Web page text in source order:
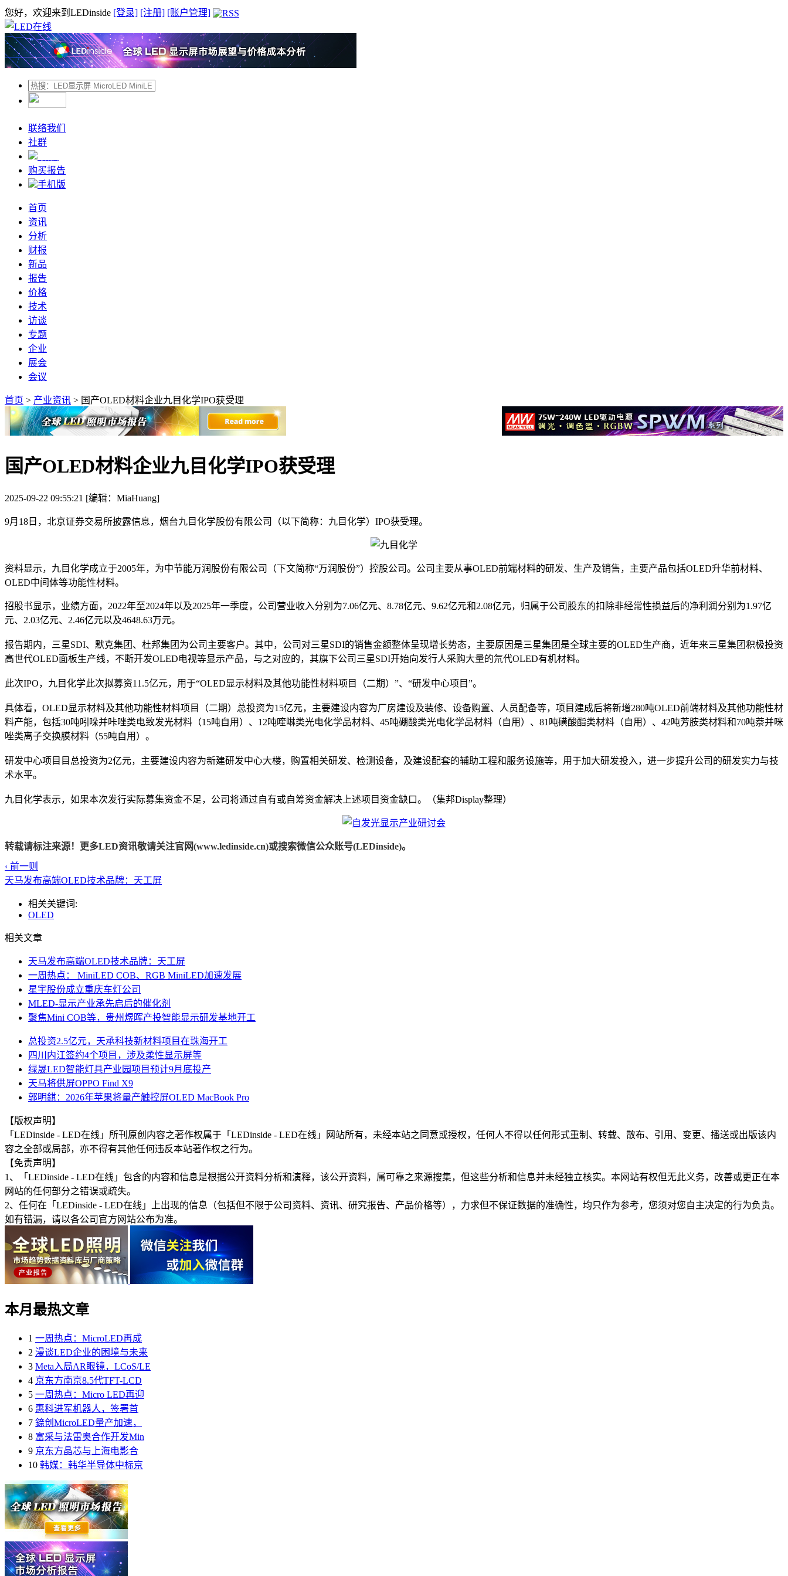
您好，欢迎来到LEDinside [登录] [注册] [账户管理]
联络我们
社群
购买报告
手机版
首页
资讯
分析
财报
新品
报告
价格
技术
访谈
专题
企业
展会
会议
首页 > 产业资讯 > 国产OLED材料企业九目化学IPO获受理
国产OLED材料企业九目化学IPO获受理
2025-09-22 09:55:21 [编辑：MiaHuang]
9月18日，北京证券交易所披露信息，烟台九目化学股份有限公司（以下简称：九目化学）IPO获受理。
资料显示，九目化学成立于2005年，为中节能万润股份有限公司（下文简称“万润股份”）控股公司。公司主要从事OLED前端材料的研发、生产及销售，主要产品包括OLED升华前材料、
OLED中间体等功能性材料。
招股书显示，业绩方面，2022年至2024年以及2025年一季度，公司营业收入分别为7.06亿元、8.78亿元、9.62亿元和2.08亿元，归属于公司股东的扣除非经常性损益后的净利润分别为1.97亿
元、2.03亿元、2.46亿元以及4648.63万元。
报告期内，三星SDI、默克集团、杜邦集团为公司主要客户。其中，公司对三星SDI的销售金额整体呈现增长势态，主要原因是三星集团是全球主要的OLED生产商，近年来三星集团积极投资
高世代OLED面板生产线，不断开发OLED电视等显示产品，与之对应的，其旗下公司三星SDI开始向发行人采购大量的氘代OLED有机材料。
此次IPO，九目化学此次拟募资11.5亿元，用于“OLED显示材料及其他功能性材料项目（二期）”、“研发中心项目”。
具体看，OLED显示材料及其他功能性材料项目（二期）总投资为15亿元，主要建设内容为厂房建设及装修、设备购置、人员配备等，项目建成后将新增280吨OLED前端材料及其他功能性材
料产能，包括30吨吲哚并咔唑类电致发光材料（15吨自用）、12吨喹啉类光电化学品材料、45吨硼酸类光电化学品材料（自用）、81吨磺酸酯类材料（自用）、42吨芳胺类材料和70吨萘并咪
唑类离子交换膜材料（55吨自用）。
研发中心项目目总投资为2亿元，主要建设内容为新建研发中心大楼，购置相关研发、检测设备，及建设配套的辅助工程和服务设施等，用于加大研发投入，进一步提升公司的研发实力与技
术水平。
九目化学表示，如果本次发行实际募集资金不足，公司将通过自有或自筹资金解决上述项目资金缺口。（集邦Display整理）
转载请标注来源！更多LED资讯敬请关注官网(www.ledinside.cn)或搜索微信公众账号(LEDinside)。
‹ 前一则
天马发布高端OLED技术品牌：天工屏
相关关键词:
OLED
相关文章
天马发布高端OLED技术品牌：天工屏
一周热点： MiniLED COB、RGB MiniLED加速发展
星宇股份成立重庆车灯公司
MLED-显示产业承先启后的催化剂
聚焦Mini COB等，贵州煜晖产投智能显示研发基地开工
总投资2.5亿元，天承科技新材料项目在珠海开工
四川内江签约4个项目，涉及柔性显示屏等
绿晟LED智能灯具产业园项目预计9月底投产
天马将供屏OPPO Find X9
郭明錤：2026年苹果将量产触控屏OLED MacBook Pro
【版权声明】
「LEDinside - LED在线」所刊原创内容之著作权属于「LEDinside - LED在线」网站所有，未经本站之同意或授权，任何人不得以任何形式重制、转载、散布、引用、变更、播送或出版该内
容之全部或局部，亦不得有其他任何违反本站著作权之行为。
【免责声明】
1、「LEDinside - LED在线」包含的内容和信息是根据公开资料分析和演释，该公开资料，属可靠之来源搜集，但这些分析和信息并未经独立核实。本网站有权但无此义务，改善或更正在本
网站的任何部分之错误或疏失。
2、任何在「LEDinside - LED在线」上出现的信息（包括但不限于公司资料、资讯、研究报告、产品价格等），力求但不保证数据的准确性，均只作为参考，您须对您自主决定的行为负责。
如有错漏，请以各公司官方网站公布为准。
本月最热文章
1 一周热点：MicroLED再成
2 漫谈LED企业的困境与未来
3 Meta入局AR眼镜，LCoS/LE
4 京东方南京8.5代TFT-LCD
5 一周热点：Micro LED再迎
6 惠科进军机器人，签署首
7 錼创MicroLED量产加速，
8 富采与法雷奥合作开发Min
9 京东方晶芯与上海电影合
10 韩媒：韩华半导体中标京